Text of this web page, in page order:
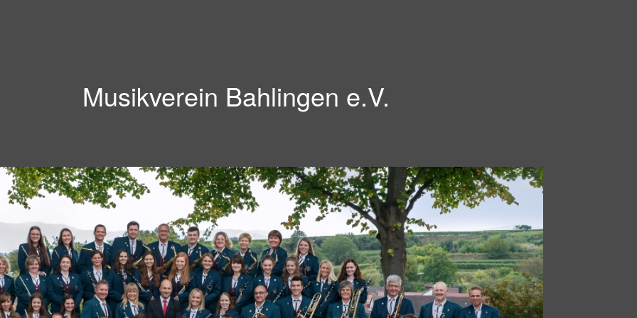
Musikverein Bahlingen e.V.